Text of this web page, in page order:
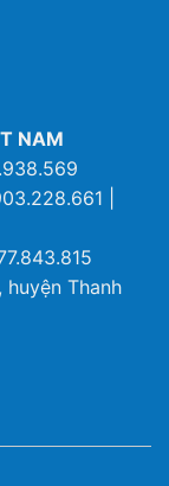
NAM
|
huyện Thanh